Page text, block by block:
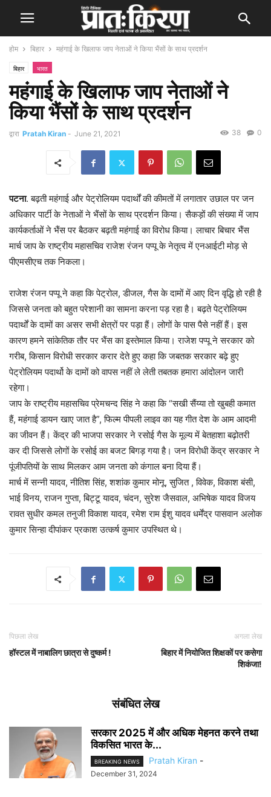
होम बिहार महंगाई के खिलाफ जाप नेताओं ने किया भैंसों के साथ प्रदर्शन
बिहार भारत
महंगाई के खिलाफ जाप नेताओं ने
किया भैंसों के साथ प्रदर्शन
द्वारा Pratah Kiran - June 21, 2021 0
38
पटना. बढ़ती महंगाई और पेट्रोलियम पदार्थों की कीमतों में लगातार उछाल पर जन
अधिकार पार्टी के नेताओं ने भैंसों के साथ प्रदर्शन किया। सैकड़ों की संख्या में जाप
कार्यकर्ताओं ने भैंस पर बैठकर बढ़ती महंगाई का विरोध किया। लाचार बिचार भैंस
मार्च जाप के राष्ट्रीय महासचिव राजेश रंजन पप्पू के नेतृत्व में एनआईटी मोड़ से
पीएमसीएच तक निकला।
राजेश रंजन पप्पू ने कहा कि पेट्रोल, डीजल, गैस के दामों में आए दिन वृद्धि हो रही है
जिससे जनता को बहुत परेशानी का सामना करना पड़ रहा है। बढ़ते पेट्रोलियम
पदार्थों के दामों का असर सभी क्षेत्रों पर पड़ा हैं। लोगों के पास पैसे नहीं हैं। इस
कारण हमने सांकेतिक तौर पर भैंस का इस्तेमाल किया। राजेश पप्पू ने सरकार को
गरीब, किसान विरोधी सरकार करार देते हुए कहा कि जबतक सरकार बढ़े हुए
पेट्रोलियम पदार्थो के दामों को वापस नहीं ले लेती तबतक हमारा आंदोलन जारी
रहेगा।
जाप के राष्ट्रीय महासचिव प्रेमचन्द सिंह ने कहा कि “सखी सैंय्या तो खुबही कमात
हैं, महंगाई डायन खाए जात है”, फिल्म पीपली लाइव का यह गीत देश के आम आदमी
का जीवन हैं। केंद्र की भाजपा सरकार ने रसोई गैस के मूल्य में बेतहाशा बढ़ोतरी
कर दी जिससे लोगों के रसोई का बजट बिगड़ गया है। जन विरोधी केंद्र सरकार ने
पूंजीपतियों के साथ मिलकर आम जनता को कंगाल बना दिया हैं।
मार्च में सन्नी यादव, नीतिश सिंह, शशांक कुमार मोनू, सुजित , विवेक, विकाश बंसी,
भाई विनय, राजन गुप्ता, बिट्टू यादव, चंदन, सुरेश जैसवाल, अभिषेक यादव विजय
रावत सुधीर कमल तनुजी विकाश यादव, रमेश राम ईशु यादव धर्मेंद्र पासवान अलोक
कुमार सिन्हा दीपांकर प्रकाश उत्कर्ष कुमार उपस्थित थे।
पिछला लेख
हॉस्टल में नाबालिग छात्रा से दुष्कर्म !
अगला लेख
बिहार में नियोजित शिक्षकों पर कसेगा
शिकंजा!
संबंधित लेख
सरकार 2025 में और अधिक मेहनत करने तथा
विकसित भारत के...
BREAKING NEWS Pratah Kiran -
December 31, 2024